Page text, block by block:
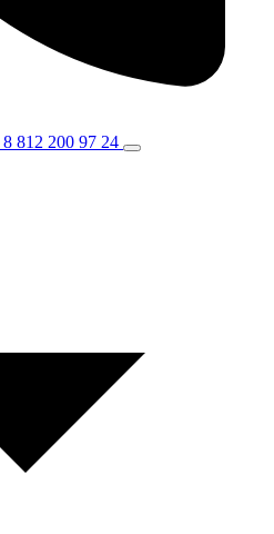
8 812 200 97 24